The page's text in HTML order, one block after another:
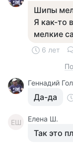
Шипы
Я как-то
мелкие
6 лет
Геннадий
Да-да
ЕШ Елена Ш.
Так это